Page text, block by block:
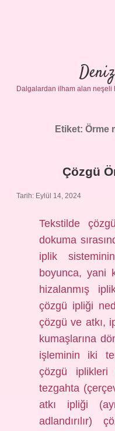
Dalgalardan ilham alan neşeli
Etiket: Örme
Çözgü
Tarih: Eylül 14, 2024
Tekstilde
dokuma
iplik
boyunca, yani
hizalanmış
çözgü ipliği
çözgü ve atkı,
kumaşlarına
işleminin iki
çözgü
tezgahta
atkı ipliği
adlandırılır)